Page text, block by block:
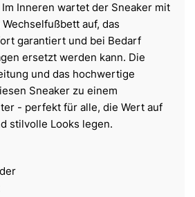
Inneren wartet der Sneaker mit
auf, das
garantiert und bei Bedarf
ersetzt werden kann. Die
und das hochwertige
Sneaker zu einem
- perfekt für alle, die Wert auf
stilvolle Looks legen.